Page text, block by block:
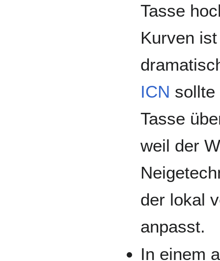
Tasse
Kurven
ICN sollte
Tasse
weil der
der lokal
anpasst.
In einem